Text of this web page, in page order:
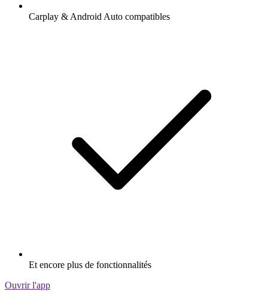
Carplay & Android Auto compatibles
Et encore plus de fonctionnalités
Ouvrir l'app